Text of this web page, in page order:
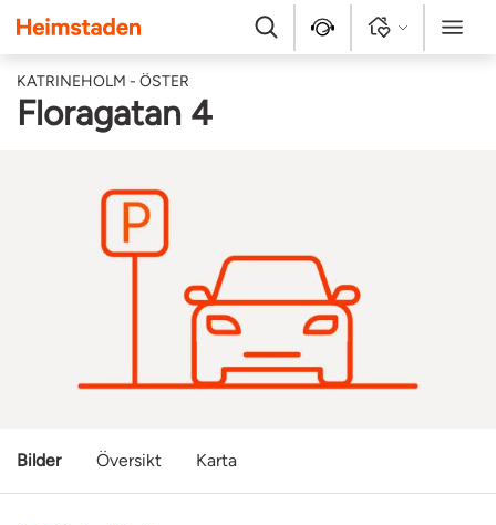
Heimstaden
Sök Kontakt Logga in Meny
KATRINEHOLM - ÖSTER
Floragatan 4
Bilder Översikt Karta